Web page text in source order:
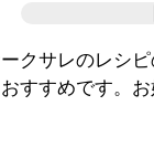
クサレのレシ
すすめです。